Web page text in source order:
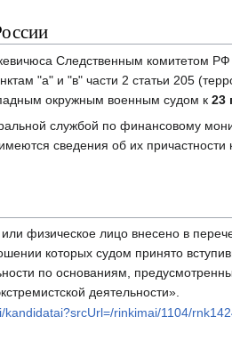
Следственным комитетом
"а" и "в" части 2 статьи 205
окружным военным судом к 23
службой по финансовому
сведения об их причастности
физическое лицо внесено в
которых судом принято
по основаниям,
деятельности».
kandidatai?srcUrl=/rinkimai/1104/